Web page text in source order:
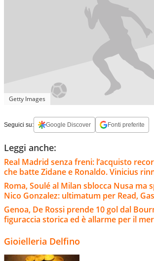
Getty Images
Seguici su: Google Discover Fonti preferite
Leggi anche:
Real Madrid senza freni: l’acquisto
che batte Zidane e Ronaldo. Vinicius
Roma, Soulé al Milan sblocca Nusa ma
Nico Gonzalez: ultimatum per Read,
Genoa, De Rossi prende 10 gol dal
figuraccia storica ed è allarme per il
Gioielleria Delfino